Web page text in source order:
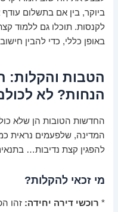
ביוקר, בין אם בתשלום
לקנסות. תוכלו גם ללמוד
באופן כללי, כדי להבין
הטבות והקלות:
הנחות? לא
החדשות הטובות הן שלא
המדינה, שלפעמים נראית
להפגין קצת נדיבות…
מי זכאי להקלות?
* רוכשי דירה יחידה: זהו